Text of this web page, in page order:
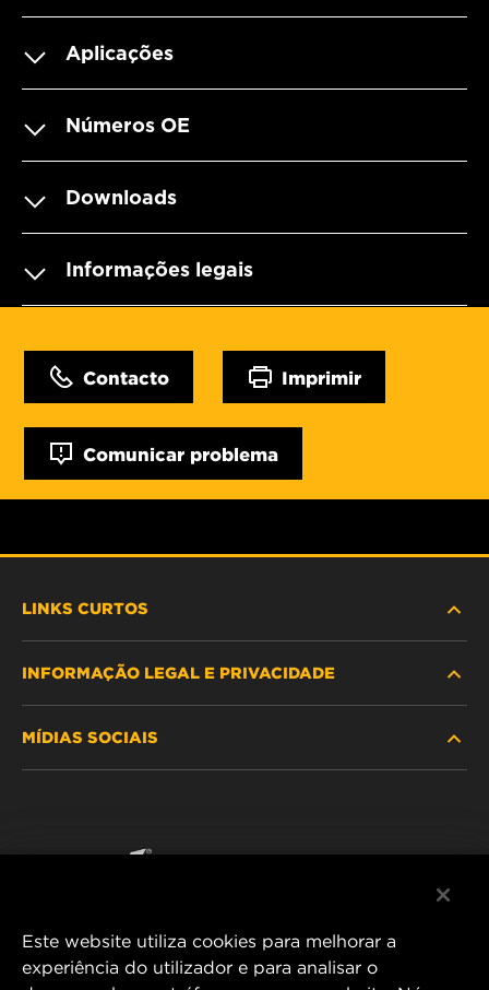
Aplicações
Números OE
Downloads
Informações legais
Contacto Imprimir
Comunicar problema
LINKS CURTOS
PROCURE O FILTRO
ONDE COMPRAR
CONTACTE NOS
INFORMAÇÃO LEGAL E PRIVACIDADE
MÍDIAS SOCIAIS
Este website utiliza cookies para melhorar a
experiência do utilizador e para analisar o